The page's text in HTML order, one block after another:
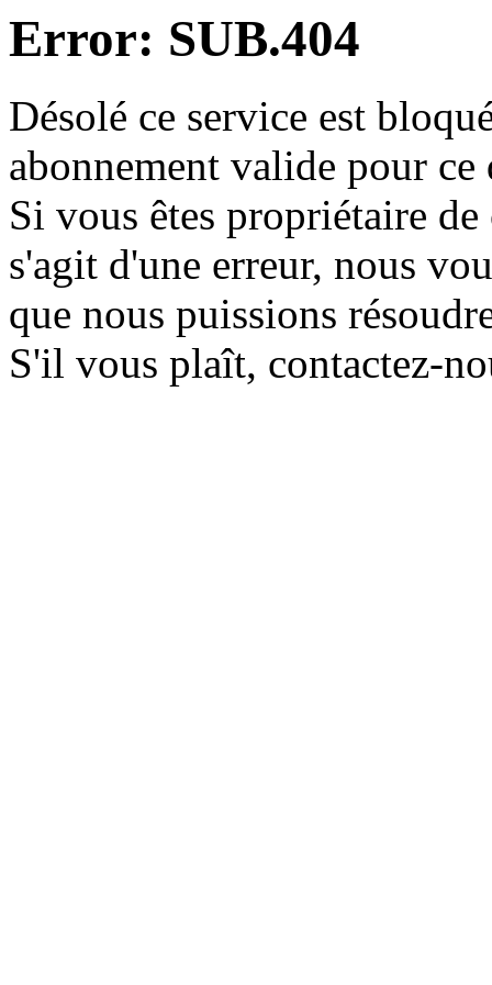
Error: SUB.404
Désolé ce service est
abonnement valide pour ce
Si vous êtes propriétaire
s'agit d'une erreur, nous
que nous puissions
S'il vous plaît, contactez-